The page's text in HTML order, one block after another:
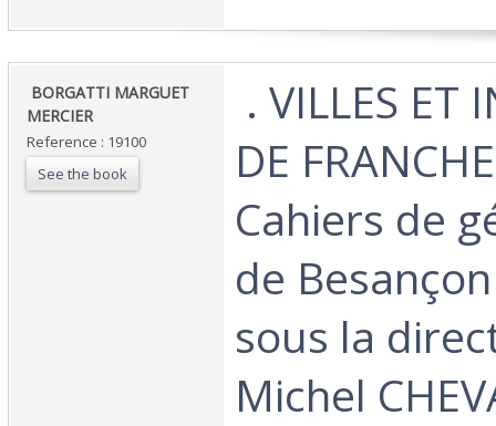
‎ BORGATTI MARGUET
MERCIER‎
Reference : 19100
See the book
. VILLES ET
DE
Cahiers de
de
sous la
Michel